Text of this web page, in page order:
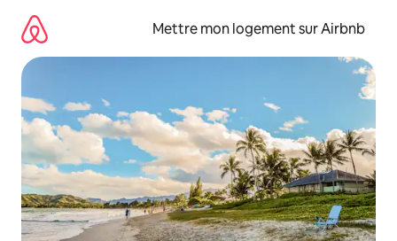
directement
contenu
Mettre mon logement sur Airbnb